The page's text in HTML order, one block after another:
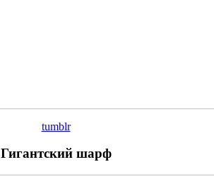
tumblr
Гигантский шарф